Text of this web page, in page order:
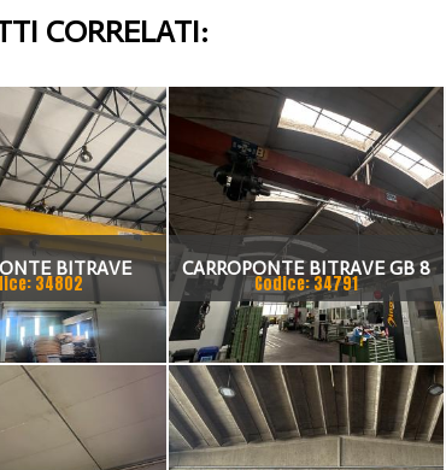
CORRELATI:
BITRAVE
10 TON
18875 MM
1980
34802
CARROPONTE BITRAVE GB 8
TON SCARTAMENTO 17000
MM
Codice: 34791